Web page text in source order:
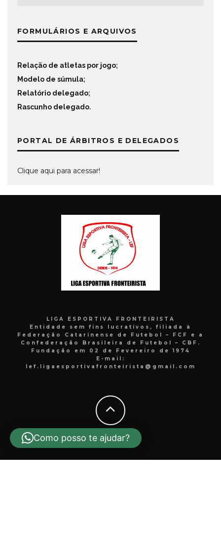
FORMULÁRIOS E ARQUIVOS
Relação de atletas por jogo;
Modelo de súmula;
Relatório delegado;
Rascunho delegado.
PORTAL DE ÁRBITROS E DELEGADOS
Clique aqui para acessar!
LIGA ESPORTIVA FRONTEIRISTA
Entidade sem fins lucrativos, filiada à
Federação Catarinense de Futebol – FCF e a
Confederação Brasileira de Futebol – CBF.
Fundação em 02 de Fevereiro de 1974
E-mail:
lef.ligaesportivafronteirista@gmail.com
Como posso te ajudar?